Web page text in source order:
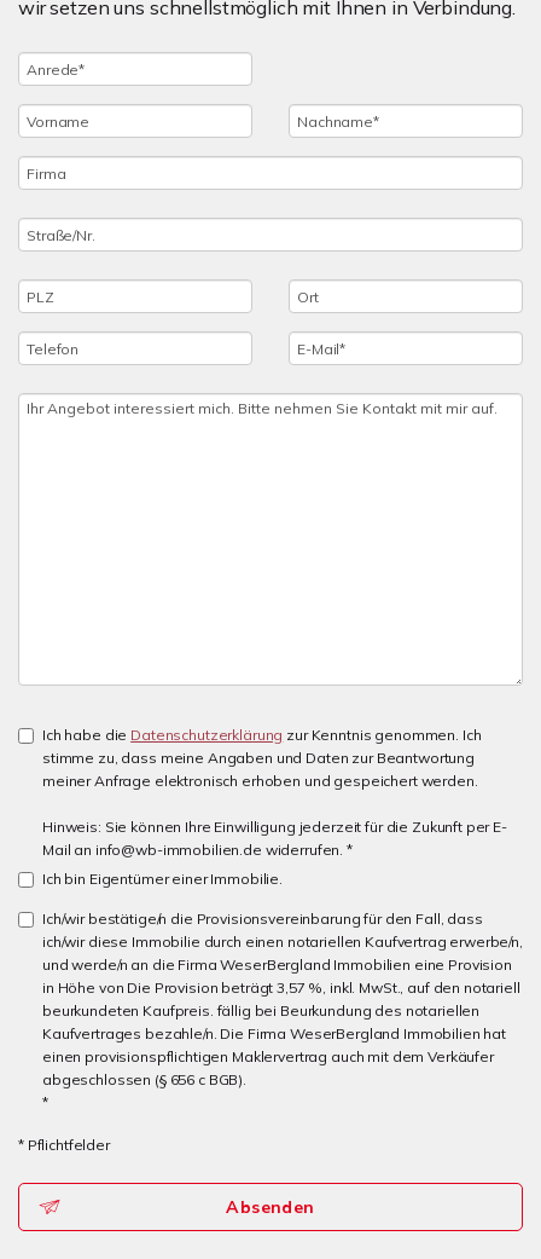
wir setzen uns schnellstmöglich mit Ihnen in Verbindung.
Ich habe die Datenschutzerklärung zur Kenntnis genommen. Ich
stimme zu, dass meine Angaben und Daten zur Beantwortung
meiner Anfrage elektronisch erhoben und gespeichert werden.
Hinweis: Sie können Ihre Einwilligung jederzeit für die Zukunft per E-
Mail an info@wb-immobilien.de widerrufen. *
Ich bin Eigentümer einer Immobilie.
Ich/wir bestätige/n die Provisionsvereinbarung für den Fall, dass
ich/wir diese Immobilie durch einen notariellen Kaufvertrag erwerbe/n,
und werde/n an die Firma WeserBergland Immobilien eine Provision
in Höhe von Die Provision beträgt 3,57 %, inkl. MwSt., auf den notariell
beurkundeten Kaufpreis. fällig bei Beurkundung des notariellen
Kaufvertrages bezahle/n. Die Firma WeserBergland Immobilien hat
einen provisionspflichtigen Maklervertrag auch mit dem Verkäufer
abgeschlossen (§ 656 c BGB).
*
* Pflichtfelder
Absenden